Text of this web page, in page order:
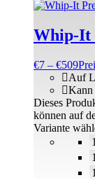
Whip-It
€7 – €509
Auf
Kann
Variante
Dieses
können auf